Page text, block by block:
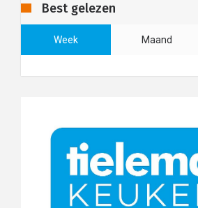
Best gelezen
Week Maand